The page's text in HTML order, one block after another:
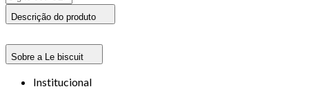
Descrição do produto
Sobre a Le biscuit
Institucional